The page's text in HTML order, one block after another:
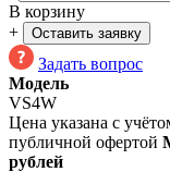
В корзину
+
Оставить заявку
Задать вопрос
Модель
VS4W
Цена указана с
публичной офертой
рублей